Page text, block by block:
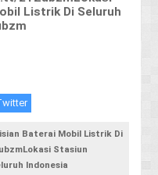
Listrik Di Seluruh
Baterai Mobil Listrik Di
Stasiun
Indonesia